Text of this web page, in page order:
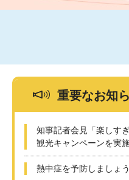
重要なお知
知事記者会見「楽しす
観光キャンペーンを実
熱中症を予防しましょう